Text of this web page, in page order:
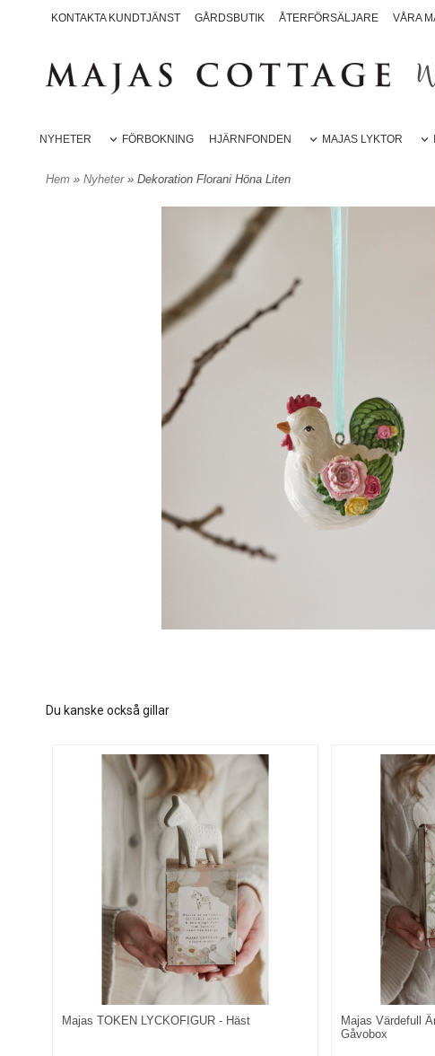
KONTAKTA KUNDTJÄNST GÅRDSBUTIK ÅTERFÖRSÄLJARE VÅRA
NYHETER FÖRBOKNING HJÄRNFONDEN MAJAS LYKTOR
Hem » Nyheter » Dekoration Florani Höna Liten
Du kanske också gillar
Majas TOKEN LYCKOFIGUR - Häst
Majas Värdefull
Gåvobox